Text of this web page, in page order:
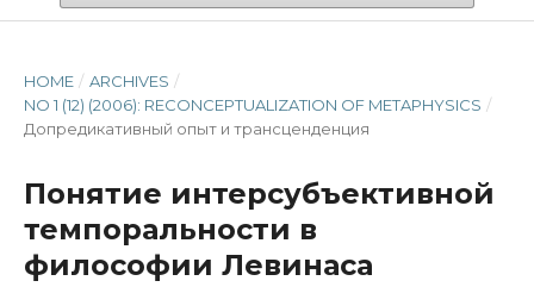
HOME / ARCHIVES /
NO 1 (12) (2006): RECONCEPTUALIZATION OF METAPHYSICS /
Допредикативный опыт и трансценденция
Понятие интерсубъективной
темпоральности в
философии Левинаса